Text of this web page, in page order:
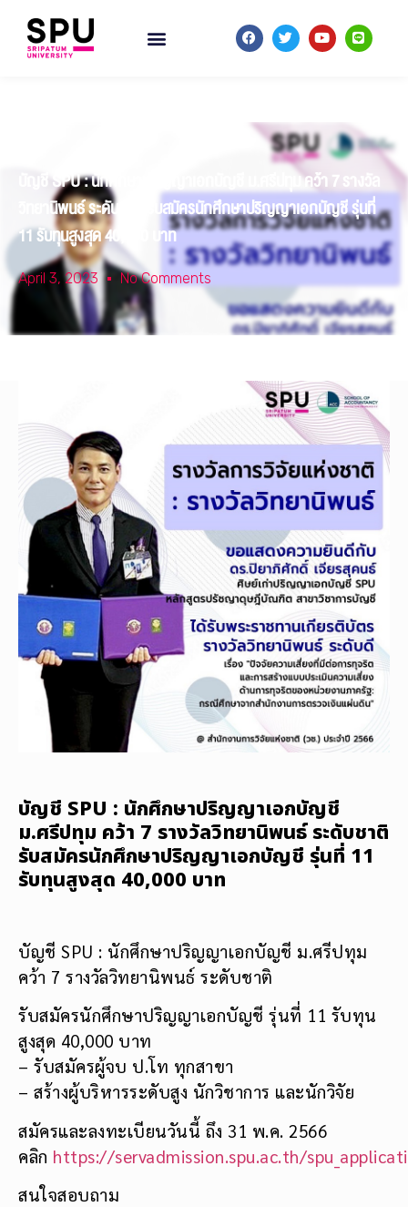
บัญชี SPU : นักศึกษาปริญญาเอกบัญชี ม.ศรีปทุม คว้า 7 รางวัล
วิทยานิพนธ์ ระดับชาติ รับสมัครนักศึกษาปริญญาเอกบัญชี รุ่นที่
11 รับทุนสูงสุด 40,000 บาท
April 3, 2023 No Comments
บัญชี SPU : นักศึกษาปริญญาเอกบัญชี
ม.ศรีปทุม คว้า 7 รางวัลวิทยานิพนธ์ ระดับชาติ
รับสมัครนักศึกษาปริญญาเอกบัญชี รุ่นที่ 11
รับทุนสูงสุด 40,000 บาท
บัญชี SPU : นักศึกษาปริญญาเอกบัญชี ม.ศรีปทุม
คว้า 7 รางวัลวิทยานิพนธ์ ระดับชาติ
รับสมัครนักศึกษาปริญญาเอกบัญชี รุ่นที่ 11 รับทุน
สูงสุด 40,000 บาท
– รับสมัครผู้จบ ป.โท ทุกสาขา
– สร้างผู้บริหารระดับสูง นักวิชาการ และนักวิจัย
สมัครและลงทะเบียนวันนี้ ถึง 31 พ.ค. 2566
คลิก https://servadmission.spu.ac.th/
สนใจสอบถาม